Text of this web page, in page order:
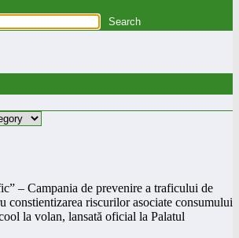
– Campania de prevenire a traficului de
constientizarea riscurilor asociate consumului
la volan, lansată oficial la Palatul